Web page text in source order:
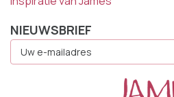
NIEUWSBRIEF
Mailadres